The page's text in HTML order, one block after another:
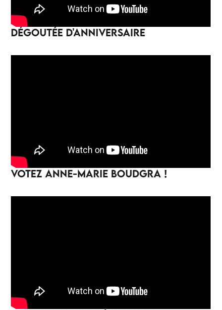
DÉGOUTÉE D'ANNIVERSAIRE
VOTEZ ANNE-MARIE BOUDGRA !